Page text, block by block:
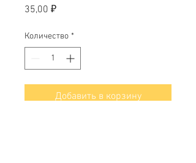
35,00 ₽Цена
Количество *
Добавить в корзину